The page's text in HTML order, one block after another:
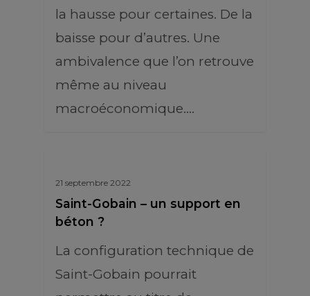
la hausse pour certaines. De la
baisse pour d’autres. Une
ambivalence que l’on retrouve
même au niveau
macroéconomique.…
21 septembre 2022
Saint-Gobain – un support en
béton ?
La configuration technique de
Saint-Gobain pourrait